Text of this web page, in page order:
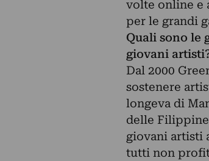
volte online e
per le grandi
Quali sono le
giovani
Dal 2000
sostenere
longeva di
delle
giovani artisti
tutti non